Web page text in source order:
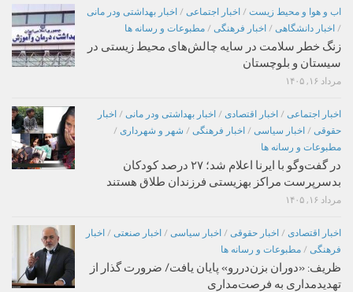
اب و هوا و محیط زیست / اخبار اجتماعی / اخبار بهداشتی ودر مانی
/ اخبار دانشگاهی / اخبار فرهنگی / مطبوعات و رسانه ها
زنگ خطر سلامت در سایه چالش‌های محیط زیستی در
سیستان و بلوچستان
مرداد ۱۶, ۱۴۰۵
اخبار اجتماعی / اخبار اقتصادی / اخبار بهداشتی ودر مانی / اخبار
حقوقی / اخبار سیاسی / اخبار فرهنگی / شهر و شهرداری /
مطبوعات و رسانه ها
در گفت‌وگو با ایرنا اعلام شد؛ ۲۷ درصد کودکان
بدسرپرست مراکز بهزیستی فرزندان طلاق هستند
مرداد ۱۶, ۱۴۰۵
اخبار اقتصادی / اخبار حقوقی / اخبار سیاسی / اخبار صنعتی / اخبار
فرهنگی / مطبوعات و رسانه ها
ظریف: «دوران بزن‌دررو» پایان یافت/ ضرورت گذار از
تهدیدمداری به فرصت‌مداری